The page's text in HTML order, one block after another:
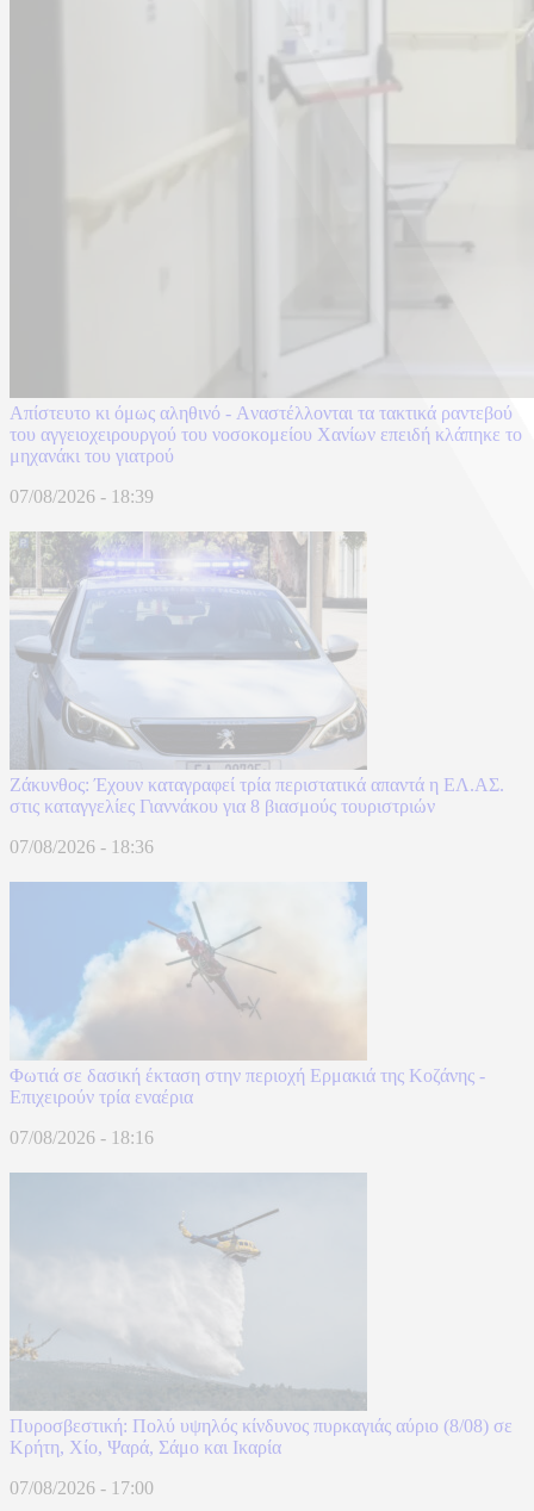
Απίστευτο κι όμως αληθινό - Aναστέλλονται τα τακτικά ραντεβού
του αγγειοχειρουργού του νοσοκομείου Χανίων επειδή κλάπηκε το
μηχανάκι του γιατρού
07/08/2026 - 18:39
Ζάκυνθος: Έχουν καταγραφεί τρία περιστατικά απαντά η ΕΛ.ΑΣ.
στις καταγγελίες Γιαννάκου για 8 βιασμούς τουριστριών
07/08/2026 - 18:36
Φωτιά σε δασική έκταση στην περιοχή Ερμακιά της Κοζάνης -
Επιχειρούν τρία εναέρια
07/08/2026 - 18:16
Πυροσβεστική: Πολύ υψηλός κίνδυνος πυρκαγιάς αύριο (8/08) σε
Κρήτη, Χίο, Ψαρά, Σάμο και Ικαρία
07/08/2026 - 17:00